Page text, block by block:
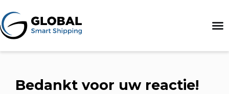
Bedankt voor uw reactie!